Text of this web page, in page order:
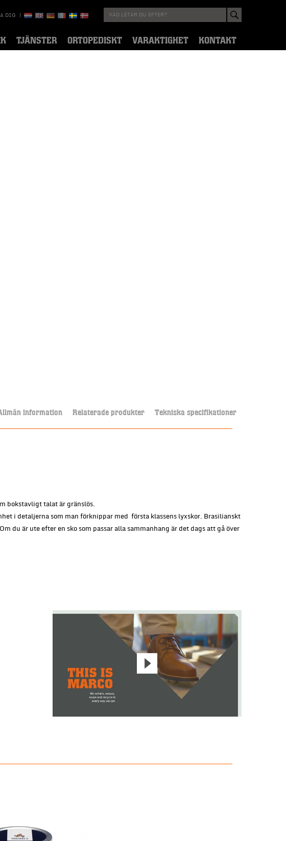
DIG |
TJÄNSTER ORTOPEDISKT VARAKTIGHET KONTAKT
information Relaterade produkter Tekniska specifikationer
bokstavligt talat är gränslös.
i detaljerna som man förknippar med första klassens lyxskor. Brasilianskt
du är ute efter en sko som passar alla sammanhang är det dags att gå över